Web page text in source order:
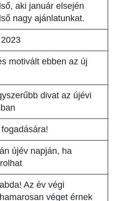
aki január elsején
nagy ajánlatunkat.
motivált ebben az új
divat az újévi
újév napján, ha
Az év végi
véget érnek